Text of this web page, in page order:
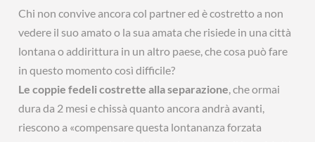
Chi non convive ancora col partner ed è costretto a non
vedere il suo amato o la sua amata che risiede in una città
lontana o addirittura in un altro paese, che cosa può fare
in questo momento così difficile?
Le coppie fedeli costrette alla separazione , che ormai
dura da 2 mesi e chissà quanto ancora andrà avanti,
riescono a «compensare questa lontananza forzata